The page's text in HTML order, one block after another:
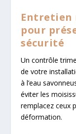
Entretien
pour
sécurité
Un contrôle
de votre
à l’eau
éviter les
remplacez ceux
déformation.